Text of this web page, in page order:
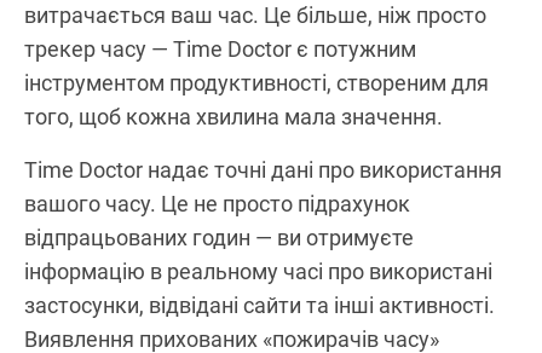
витрачається ваш час. Це більше, ніж просто
трекер часу — Time Doctor є потужним
інструментом продуктивності, створеним для
того, щоб кожна хвилина мала значення.
Time Doctor надає точні дані про використання
вашого часу. Це не просто підрахунок
відпрацьованих годин — ви отримуєте
інформацію в реальному часі про використані
застосунки, відвідані сайти та інші активності.
Виявлення прихованих «пожирачів часу»